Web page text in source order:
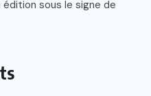
édition sous le signe de